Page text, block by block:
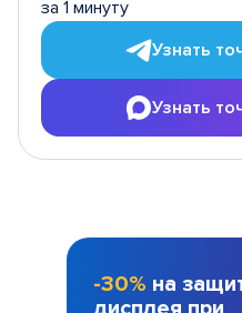
за 1 минуту
Узнать
Узнать
-30% на